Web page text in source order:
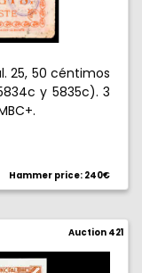
25, 50 céntimos
y 5835c). 3
Hammer price: 240€
Auction 421